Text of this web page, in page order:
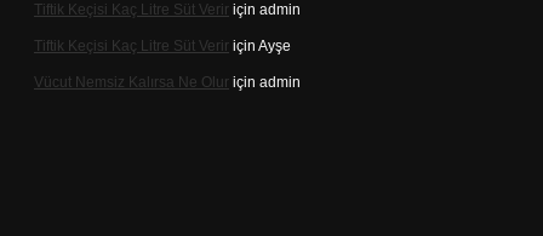
Tiftik Keçisi Kaç Litre Süt Verir için admin
Tiftik Keçisi Kaç Litre Süt Verir için Ayşe
Vücut Nemsiz Kalırsa Ne Olur için admin